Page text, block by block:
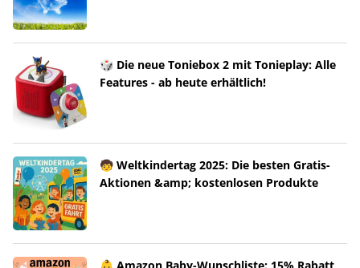
🎲 Die neue Toniebox 2 mit Tonieplay: Alle
Features - ab heute erhältlich!
🧒 Weltkindertag 2025: Die besten Gratis-
Aktionen &amp; kostenlosen Produkte